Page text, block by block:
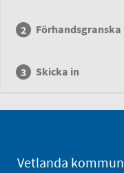
Förhandsgranska
Skicka in
Vetlanda kommun